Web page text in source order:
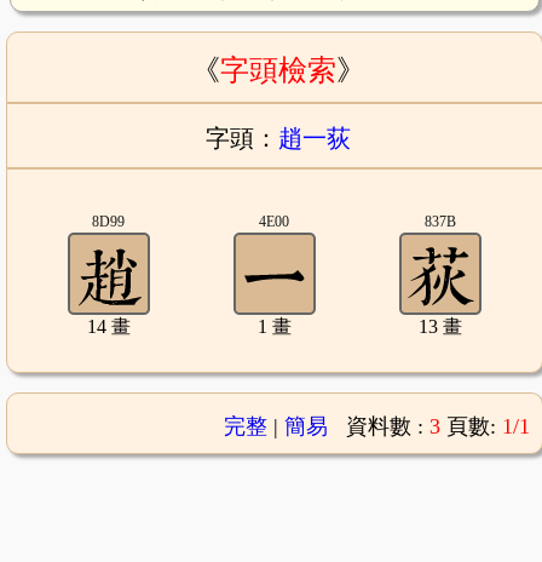
《字頭檢索》
字頭： 趙一荻
8D99
14 畫
4E00
1 畫
837B
13 畫
完整| 簡易 資料數 : 3 頁數: 1/1